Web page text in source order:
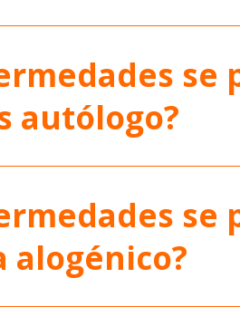
autólogo?
alogénico?